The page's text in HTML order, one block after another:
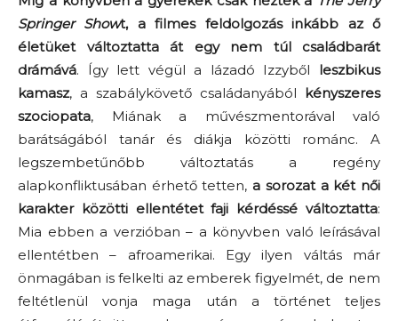
Springer Showt, a filmes feldolgozás inkább az ő
életüket változtatta át egy nem túl családbarát
drámává. Így lett végül a lázadó Izzyből leszbikus
kamasz, a szabálykövető családanyából kényszeres
szociopata, Miának a művészmentorával való
barátságából tanár és diákja közötti románc. A
legszembetűnőbb változtatás a regény
alapkonfliktusában érhető tetten, a sorozat a két női
karakter közötti ellentétet faji kérdéssé változtatta:
Mia ebben a verzióban – a könyvben való leírásával
ellentétben – afroamerikai. Egy ilyen váltás már
önmagában is felkelti az emberek figyelmét, de nem
feltétlenül vonja maga után a történet teljes